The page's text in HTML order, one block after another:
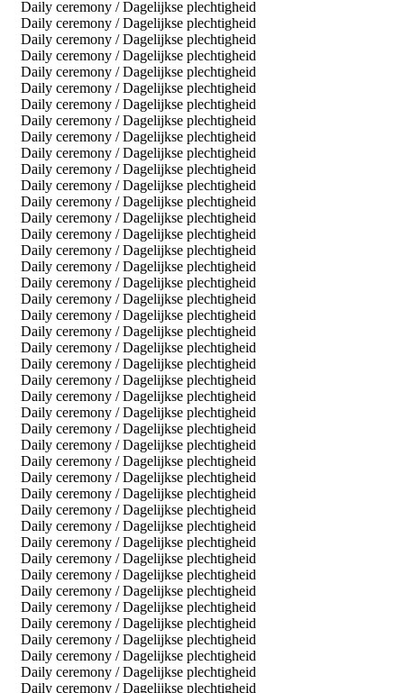
Daily ceremony / Dagelijkse plechtigheid
Daily ceremony / Dagelijkse plechtigheid
Daily ceremony / Dagelijkse plechtigheid
Daily ceremony / Dagelijkse plechtigheid
Daily ceremony / Dagelijkse plechtigheid
Daily ceremony / Dagelijkse plechtigheid
Daily ceremony / Dagelijkse plechtigheid
Daily ceremony / Dagelijkse plechtigheid
Daily ceremony / Dagelijkse plechtigheid
Daily ceremony / Dagelijkse plechtigheid
Daily ceremony / Dagelijkse plechtigheid
Daily ceremony / Dagelijkse plechtigheid
Daily ceremony / Dagelijkse plechtigheid
Daily ceremony / Dagelijkse plechtigheid
Daily ceremony / Dagelijkse plechtigheid
Daily ceremony / Dagelijkse plechtigheid
Daily ceremony / Dagelijkse plechtigheid
Daily ceremony / Dagelijkse plechtigheid
Daily ceremony / Dagelijkse plechtigheid
Daily ceremony / Dagelijkse plechtigheid
Daily ceremony / Dagelijkse plechtigheid
Daily ceremony / Dagelijkse plechtigheid
Daily ceremony / Dagelijkse plechtigheid
Daily ceremony / Dagelijkse plechtigheid
Daily ceremony / Dagelijkse plechtigheid
Daily ceremony / Dagelijkse plechtigheid
Daily ceremony / Dagelijkse plechtigheid
Daily ceremony / Dagelijkse plechtigheid
Daily ceremony / Dagelijkse plechtigheid
Daily ceremony / Dagelijkse plechtigheid
Daily ceremony / Dagelijkse plechtigheid
Daily ceremony / Dagelijkse plechtigheid
Daily ceremony / Dagelijkse plechtigheid
Daily ceremony / Dagelijkse plechtigheid
Daily ceremony / Dagelijkse plechtigheid
Daily ceremony / Dagelijkse plechtigheid
Daily ceremony / Dagelijkse plechtigheid
Daily ceremony / Dagelijkse plechtigheid
Daily ceremony / Dagelijkse plechtigheid
Daily ceremony / Dagelijkse plechtigheid
Daily ceremony / Dagelijkse plechtigheid
Daily ceremony / Dagelijkse plechtigheid
Daily ceremony / Dagelijkse plechtigheid